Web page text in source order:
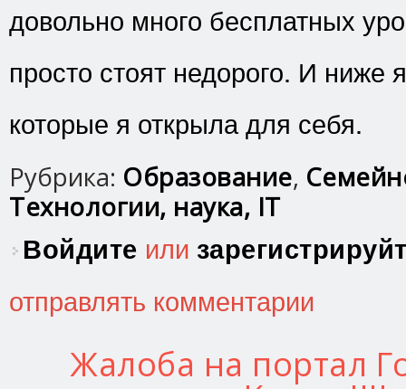
довольно много бесплатных
просто стоят недорого. И ниже
которые я открыла для себя.
Рубрика: Образование,
Технологии, наука, IT
Войдите или
отправлять комментарии
Жалоба на портал